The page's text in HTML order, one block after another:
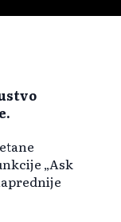
„Ask